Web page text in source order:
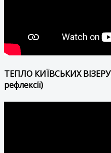
ТЕПЛО КИЇВСЬКИХ
рефлексії)